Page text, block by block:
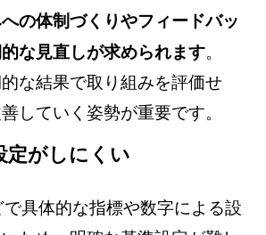
の体制づくりやフィードバッ
な見直しが求められます。
な結果で取り組みを評価せ
していく姿勢が重要です。
定がしにくい
具体的な指標や数字による設